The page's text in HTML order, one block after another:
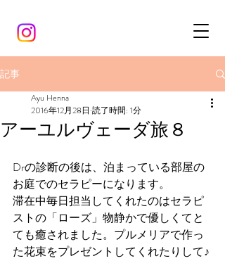
記事
アーユルヴェーダ旅８
Ayu Henna
2016年12月28日 読了時間: 1分
Drの診断の後は、泊まっている部屋の
お庭でのセラピーになります。
滞在中毎日担当してくれたのはセラピ
ストの「ローズ」物静かで優しくてと
ても癒されました。プルメリアで作っ
た花束をプレゼントしてくれたりして♪